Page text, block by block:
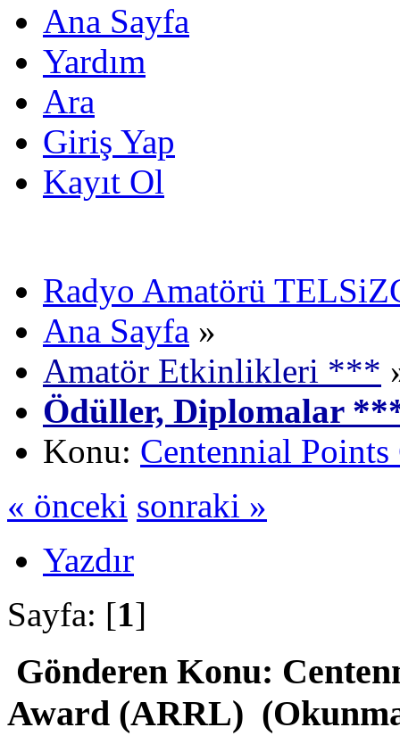
Ana Sayfa
Yardım
Ara
Giriş Yap
Kayıt Ol
Radyo Amatörü
Ana Sayfa »
Amatör Etkinlikleri ***
Ödüller, Diplomalar
Konu: Centennial
« önceki sonraki »
Yazdır
Sayfa: [1]
Gönderen Konu:
Award (ARRL) (Okunma